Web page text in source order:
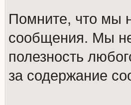
Помните, что мы
сообщения. Мы не
полезность
за содержание